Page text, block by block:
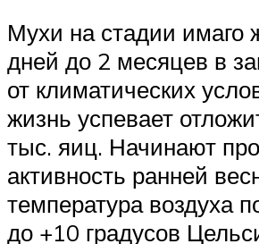
Мухи на стадии имаго
дней до 2 месяцев в
от климатических
жизнь успевает
тыс. яиц. Начинают
активность ранней
температура воздуха
до +10 градусов